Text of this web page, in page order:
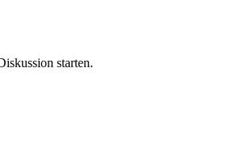
starten.